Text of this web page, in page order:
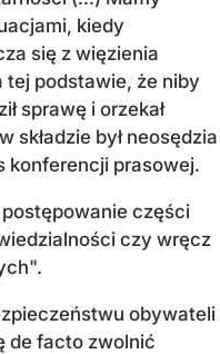
kiedy
się z więzienia
tej podstawie, że niby
sprawę i orzekał
składzie był neosędzia
konferencji prasowej.
postępowanie części
czy wręcz
obywateli
de facto zwolnić